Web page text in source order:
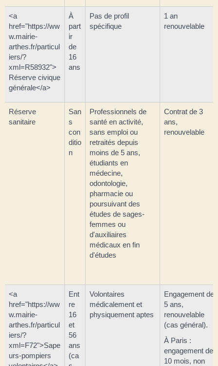
<a
href="https://ww
w.mairie-
arthes.fr/particul
iers/?
xml=R58932">
Réserve civique
générale</a>
À
part
ir
de
16
ans
Pas de profil
spécifique
1 an
renouvelable
Réserve
sanitaire
San
s
con
ditio
n
Professionnels de
santé en activité,
sans emploi ou
retraités depuis
moins de 5 ans,
étudiants en
médecine,
odontologie,
pharmacie ou
poursuivant des
études de sages-
femmes ou
d'auxiliaires
médicaux en fin
d'études
Contrat de 3
ans,
renouvelable
<a
href="https://ww
w.mairie-
arthes.fr/particul
iers/?
xml=F72">Sape
urs-pompiers
Ent
re
16
et
56
ans
(ca
Volontaires
médicalement et
physiquement aptes
Engagement de
5 ans,
renouvelable
(cas général).
À Paris :
engagement de
10 mois, non